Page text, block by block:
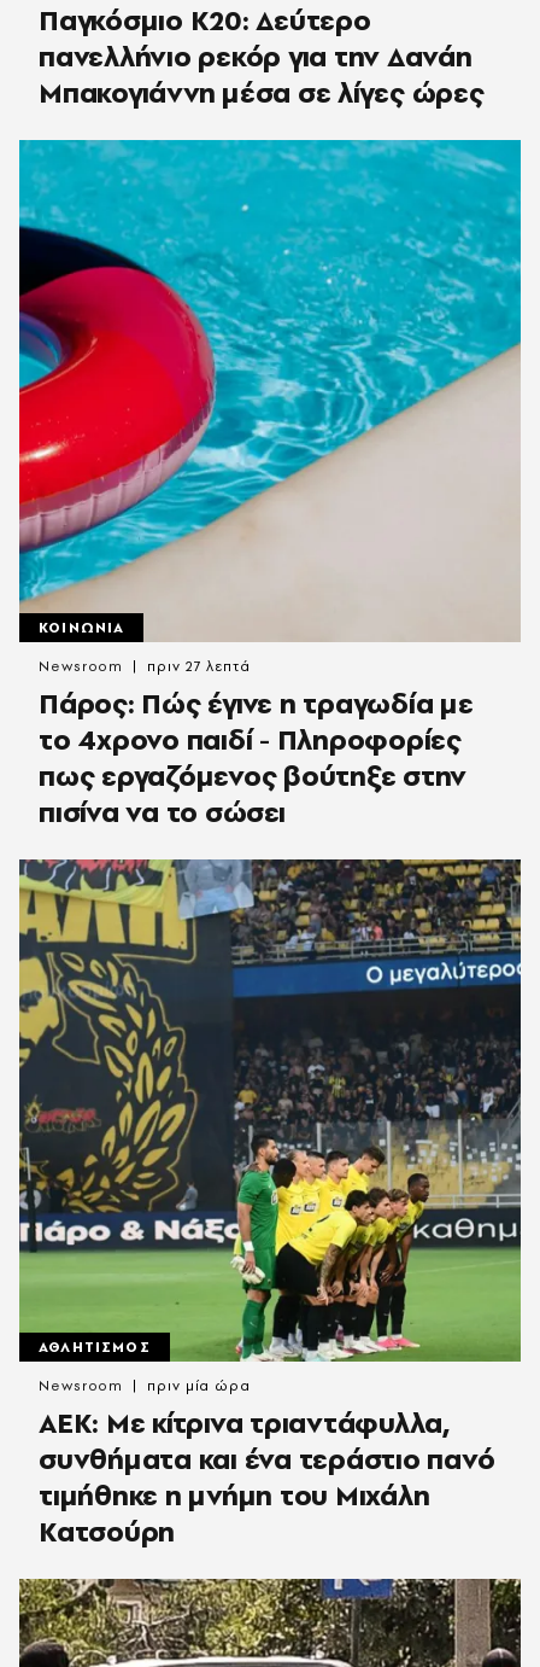
Παγκόσμιο Κ20: Δεύτερο
πανελλήνιο ρεκόρ για την Δανάη
Μπακογιάννη μέσα σε λίγες ώρες
ΚΟΙΝΩΝΙΑ
Πάρος: Πώς έγινε η τραγωδία με
το 4χρονο παιδί - Πληροφορίες
πως εργαζόμενος βούτηξε στην
πισίνα να το σώσει
Newsroom πριν 27 λεπτά
ΑΘΛΗΤΙΣΜΟΣ
ΑΕΚ: Με κίτρινα τριαντάφυλλα,
συνθήματα και ένα τεράστιο πανό
τιμήθηκε η μνήμη του Μιχάλη
Κατσούρη
Newsroom πριν μία ώρα